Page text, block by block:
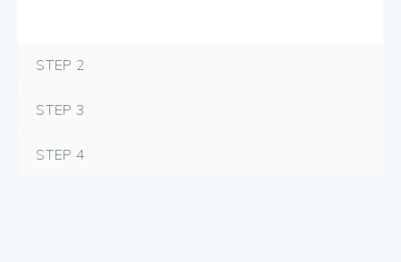
STEP 2
STEP 3
STEP 4